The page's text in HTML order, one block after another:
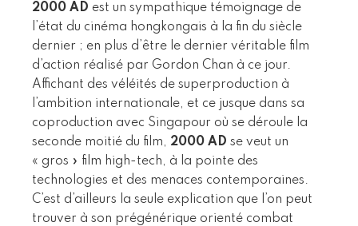
2000 AD est un sympathique témoignage de
l’état du cinéma hongkongais à la fin du siècle
dernier ; en plus d’être le dernier véritable film
d’action réalisé par Gordon Chan à ce jour.
Affichant des véléités de superproduction à
l’ambition internationale, et ce jusque dans sa
coproduction avec Singapour où se déroule la
seconde moitié du film, 2000 AD se veut un
« gros » film high-tech, à la pointe des
technologies et des menaces contemporaines.
C’est d’ailleurs la seule explication que l’on peut
trouver à son prégénérique orienté combat